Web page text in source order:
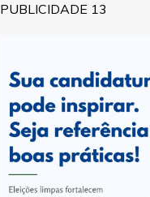
PUBLICIDADE 13